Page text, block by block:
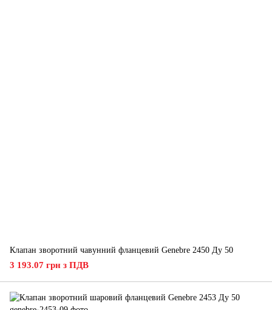
Клапан зворотний чавунний фланцевий Genebre 2450 Ду 50
3 193.07 грн з ПДВ